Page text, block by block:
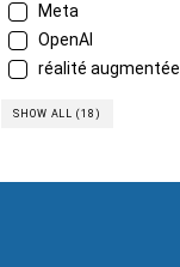
Meta
OpenAI
réalité augmentée
SHOW ALL (18)